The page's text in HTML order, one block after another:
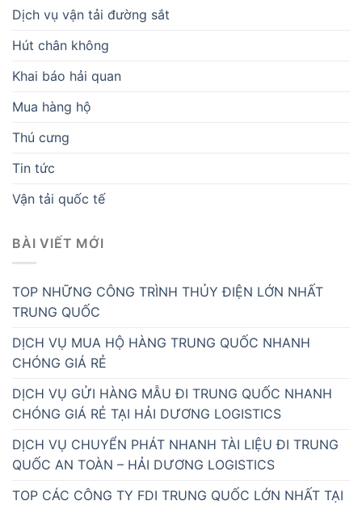
Dịch vụ vận tải đường sắt
Hút chân không
Khai báo hải quan
Mua hàng hộ
Thú cưng
Tin tức
Vận tải quốc tế
BÀI VIẾT MỚI
TOP NHỮNG CÔNG TRÌNH THỦY ĐIỆN LỚN NHẤT
TRUNG QUỐC
DỊCH VỤ MUA HỘ HÀNG TRUNG QUỐC NHANH
CHÓNG GIÁ RẺ
DỊCH VỤ GỬI HÀNG MẪU ĐI TRUNG QUỐC NHANH
CHÓNG GIÁ RẺ TẠI HẢI DƯƠNG LOGISTICS
DỊCH VỤ CHUYỂN PHÁT NHANH TÀI LIỆU ĐI TRUNG
QUỐC AN TOÀN – HẢI DƯƠNG LOGISTICS
TOP CÁC CÔNG TY FDI TRUNG QUỐC LỚN NHẤT TẠI